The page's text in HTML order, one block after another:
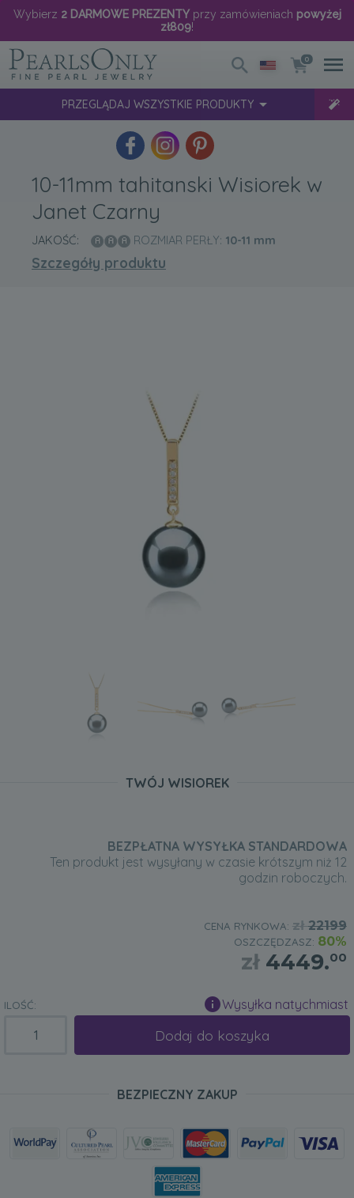
Wybierz 2 DARMOWE PREZENTYprzy zamówieniach powyżej
zł809!
0
PRZEGLĄDAJ WSZYSTKIE PRODUKTY
10-11mm tahitanski Wisiorek w
Janet Czarny
JAKOŚĆ: ROZMIAR PERŁY: 10-11 mm
Szczegóły produktu
TWÓJ WISIOREK
BEZPŁATNA WYSYŁKA STANDARDOWA
Ten produkt jest wysyłany w czasie krótszym niż 12
godzin roboczych.
CENA RYNKOWA: zł22199
OSZCZĘDZASZ: 80%
zł 4449.00
ILOŚĆ: Wysyłka natychmiast
Dodaj do koszyka
BEZPIECZNY ZAKUP